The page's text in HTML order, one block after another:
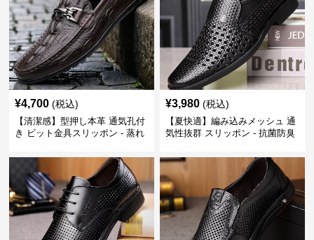
¥4,700 (税込)
【清潔感】型押し本革 通気孔付
き ビット金具スリッポン - 蒸れ
¥3,980 (税込)
【夏快適】編み込みメッシュ 通
気性抜群 スリッポン - 抗菌防臭